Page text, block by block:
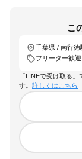
こ
千葉県 / 南行徳
フリーター歓迎
「LINEで受け取る
す。 詳しくはこちら